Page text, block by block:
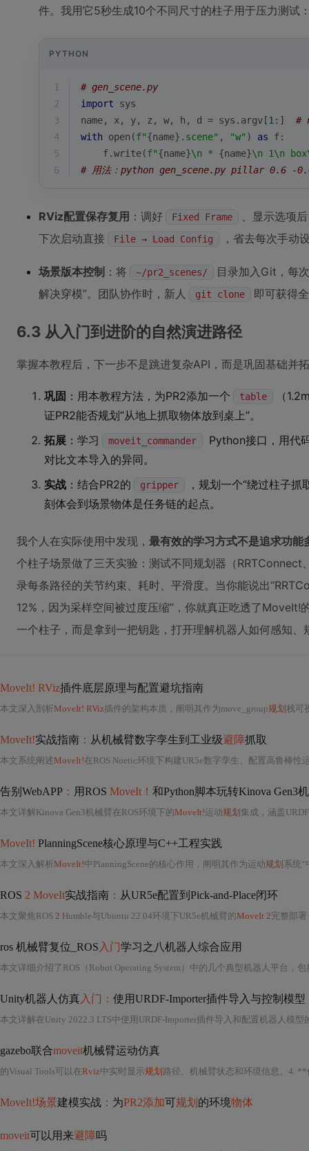
件。我用它5秒生成10个不同尺寸的柱子用于压力测试
PYTHON
1
# gen_scene.py
2
import sys
3
name, x, y, z, w, h, d = sys.argv[1 :] #
4
with open (f"{name} .scene" , "w" ) as f:
5
    f.write(
f"{name}\n * {name}\n 1\n
6
# 用法：python gen_scene.py pillar 0.6 -
RViz配置保存复用 ：调好 Fixed Frame
、显示选项
下次启动直接
File → Load Config ，省去每次手动
场景版本控制 ：将 ~/pr2_scenes/
目录加入Git，每
解决穿模”。团队协作时，新人
git clone 即可获得
6.3 从入门到进阶的自然演进路径
掌握本教程后，下一步不是跳进复杂API，而是巩固基础并
巩固 ：用本教程方法，为PR2添加一个 table
（
证PR2能否规划“从地上抓取物体放到桌上”。
拓展 ：学习 moveit_commander
Python接口，用代
对比文本导入的异同。
实战 ：结合PR2的 gripper
，规划一个“绕过柱子
刻体会到场景物体是任务链的起点。
我个人在实际使用中发现， 最有效的学习方式不是追求功
个柱子场景做了三天实验：测试不同规划器（
录每条路径的关节约束、耗时、平滑度。当你能说出
12%，因为采样空间被过度压缩”，你就真正吃透了MoveIt!
一个柱子，而是拿到一把钥匙，打开理解机器人如何感知、
MoveIt! RViz插件底层原理与配置避坑指南
本文深入剖析MoveIt! RViz插件的架构本质，阐明其作为move_group规划 栈可视化代理的核心角色；重点解析Fixed
MoveIt!实战指南 ： 从机械臂数字孪生到工业级避障抓取
本文系统阐述MoveIt!在ROS Noetic环境下构建UR5e数字孪生、配置高鲁棒性运动
告别WebAPP ： 用ROS MoveIt！ 和Python脚本玩转Kinova Gen3
本文详解Kinova Gen3机械臂在ROS环境下的MoveIt!运动规划 集成，涵盖
MoveIt! PlanningScene核心原理与C++工程实践
本文深入解析MoveIt!中PlanningScene的核心作用，阐明其作为运动规划 系统“
ROS 2 MoveIt实战指南 ： 从UR5e配置到Pick-and-Place闭环
本文聚焦ROS 2 Humble与Ubuntu 22.04环境下UR5e机械臂的MoveIt 2完整部署，涵盖URDF预处理
ros 机械臂复位_ROS 入门学习之八机器人综合应用
本文详细介绍了ROS（Robot Operating System）中的几个典型机器人平台，
Unity机器人仿真入门： 使用URDF-Importer插件导入与控制模型
gazebo联合moveit机械臂运动仿真
的Visual Tools可以在Rviz中实时显示规划 路径、机械臂状态和环境信息。4.
MoveIt!场景建模实战 ： 为PR2添加可规划 的环境物体
moveit可以用来避障吗